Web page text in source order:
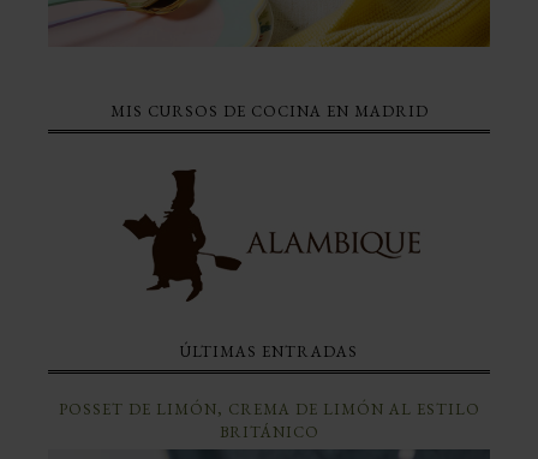
MIS CURSOS DE COCINA EN MADRID
ÚLTIMAS ENTRADAS
POSSET DE LIMÓN, CREMA DE LIMÓN AL ESTILO
BRITÁNICO